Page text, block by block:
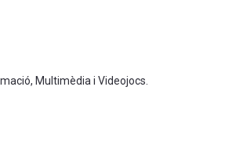
Multimèdia i Videojocs.